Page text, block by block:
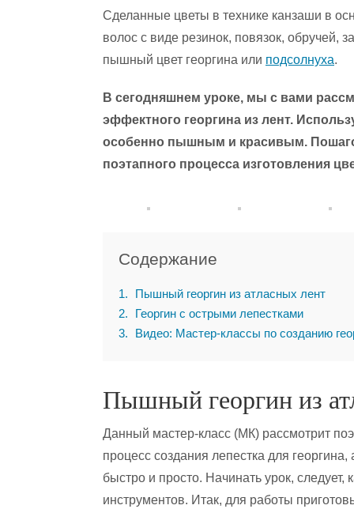
Сделанные цветы в технике канзаши в
волос с виде резинок, повязок, обручей,
пышный цвет георгина или подсолнуха.
В сегодняшнем уроке, мы с вами
эффектного георгина из лент.
особенно пышным и красивым.
поэтапного процесса изготовления
Содержание
1
Пышный георгин из атласных лент
2
Георгин с острыми лепестками
3
Видео: Мастер-классы по созданию
Пышный георгин из
Данный мастер-класс (МК) рассмотрит
процесс создания лепестка для
быстро и просто. Начинать урок,
инструментов. Итак, для работы